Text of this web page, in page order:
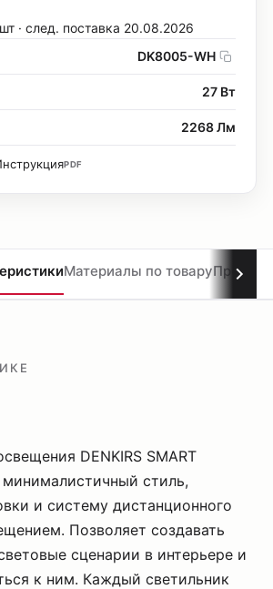
шт · след. поставка 20.08.2026
DK8005-WH
27 Вт
2268 Лм
PDF
Материалы по товару
DENKIRS SMART
минималистичный стиль,
и систему дистанционного
Позволяет создавать
сценарии в интерьере и
к ним. Каждый светильник